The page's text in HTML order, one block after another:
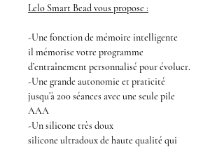
Lelo Smart Beadvous propose :
-Une fonction de mémoire intelligente
il mémorise votre programme
d’entraînement personnalisé pour évoluer.
-Une grande autonomie et praticité
jusqu’à 200 séances avec une seule pile
AAA
-Un silicone très doux
silicone ultradoux de haute qualité qui